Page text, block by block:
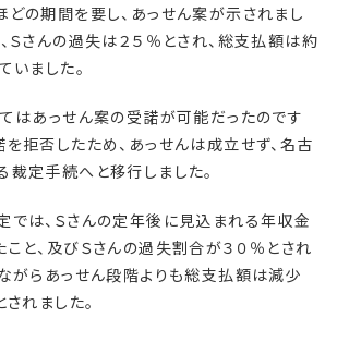
の期間を要し、あっせん案が示されまし
Ｓさんの過失は２５％とされ、総支払額は約
いました。
はあっせん案の受諾が可能だったのです
拒否したため、あっせんは成立せず、名古
定手続へと移行しました。
では、Ｓさんの定年後に見込まれる年収金
と、及びＳさんの過失割合が３０％とされ
がらあっせん段階よりも総支払額は減少
されました。